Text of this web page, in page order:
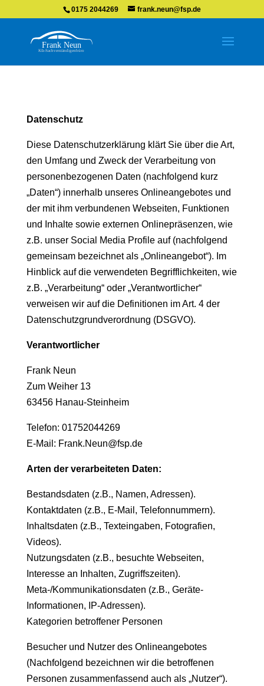
0175 2044269 frank.neun@fsp.de
Datenschutz
Diese Datenschutzerklärung klärt Sie über die Art,
den Umfang und Zweck der Verarbeitung von
personenbezogenen Daten (nachfolgend kurz
„Daten“) innerhalb unseres Onlineangebotes und
der mit ihm verbundenen Webseiten, Funktionen
und Inhalte sowie externen Onlinepräsenzen, wie
z.B. unser Social Media Profile auf (nachfolgend
gemeinsam bezeichnet als „Onlineangebot“). Im
Hinblick auf die verwendeten Begrifflichkeiten, wie
z.B. „Verarbeitung“ oder „Verantwortlicher“
verweisen wir auf die Definitionen im Art. 4 der
Datenschutzgrundverordnung (DSGVO).
Verantwortlicher
Frank Neun
Zum Weiher 13
63456 Hanau-Steinheim
Telefon: 01752044269
E-Mail: Frank.Neun@fsp.de
Arten der verarbeiteten Daten:
Bestandsdaten (z.B., Namen, Adressen).
Kontaktdaten (z.B., E-Mail, Telefonnummern).
Inhaltsdaten (z.B., Texteingaben, Fotografien,
Videos).
Nutzungsdaten (z.B., besuchte Webseiten,
Interesse an Inhalten, Zugriffszeiten).
Meta-/Kommunikationsdaten (z.B., Geräte-
Informationen, IP-Adressen).
Kategorien betroffener Personen
Besucher und Nutzer des Onlineangebotes
(Nachfolgend bezeichnen wir die betroffenen
Personen zusammenfassend auch als „Nutzer“).